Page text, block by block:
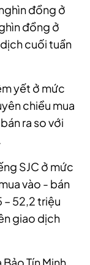
đồng ở
đồng ở
cuối tuần
yết ở mức
chiều mua
ra so với
SJC ở mức
vào - bán
– 52,2 triệu
giao dịch